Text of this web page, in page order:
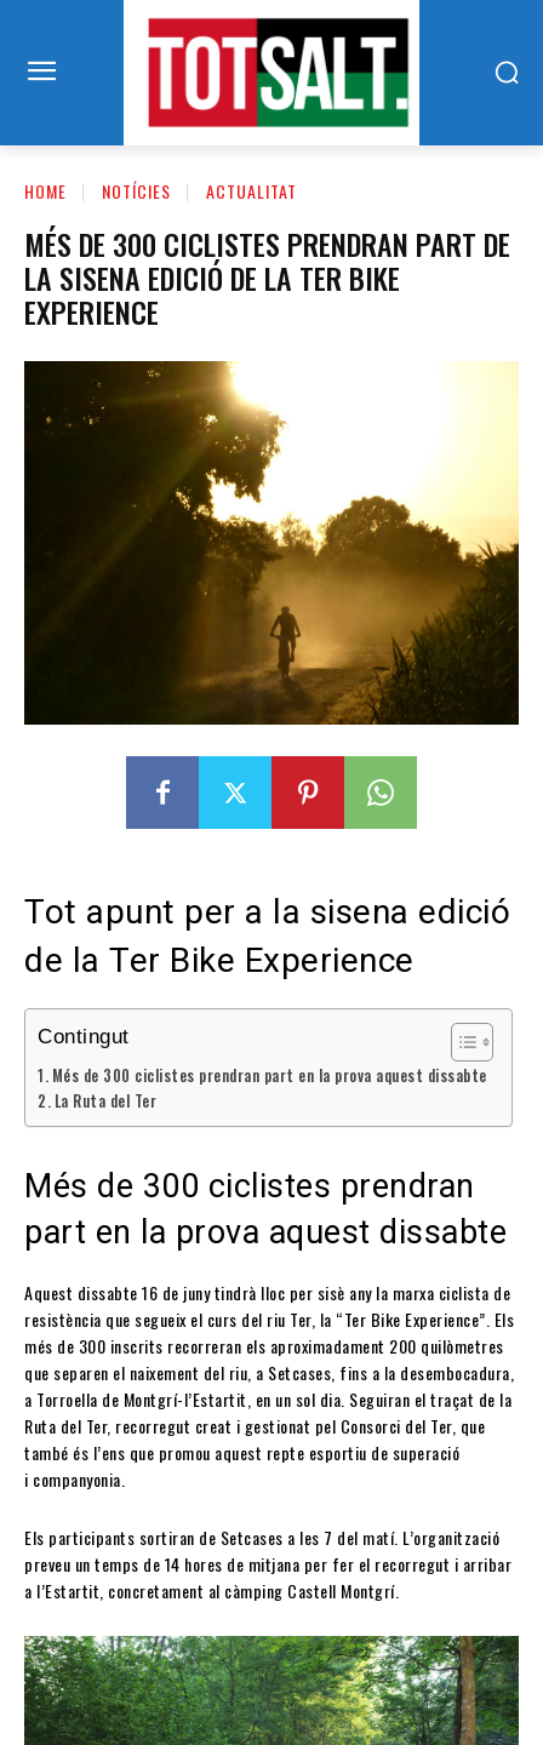
HOME NOTÍCIES ACTUALITAT
MÉS DE 300 CICLISTES PRENDRAN PART DE
LA SISENA EDICIÓ DE LA TER BIKE
EXPERIENCE
Tot apunt per a la sisena edició
de la Ter Bike Experience
Contingut
Més de 300 ciclistes prendran part en la prova aquest dissabte
La Ruta del Ter
Més de 300 ciclistes prendran
part en la prova aquest dissabte
Aquest dissabte 16 de juny tindrà lloc per sisè any la marxa ciclista de
resistència que segueix el curs del riu Ter, la “Ter Bike Experience”. Els
més de 300 inscrits recorreran els aproximadament 200 quilòmetres
que separen el naixement del riu, a Setcases, fins a la desembocadura,
a Torroella de Montgrí-l’Estartit, en un sol dia. Seguiran el traçat de la
Ruta del Ter, recorregut creat i gestionat pel Consorci del Ter, que
també és l’ens que promou aquest repte esportiu de superació
i companyonia.
Els participants sortiran de Setcases a les 7 del matí. L’organització
preveu un temps de 14 hores de mitjana per fer el recorregut i arribar
a l’Estartit, concretament al càmping Castell Montgrí.